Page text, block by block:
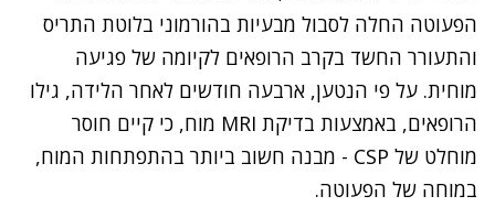
הפעוטה החלה לסבול מבעיות בהורמוני בלוטת התריס
והתעורר החשד בקרב הרופאים לקיומה של פגיעה
מוחית. על פי הנטען, ארבעה חודשים לאחר הלידה, גילו
הרופאים, באמצעות בדיקת MRI מוח, כי קיים חוסר
מוחלט של CSP
- מבנה חשוב ביותר בהתפתחות המוח,
במוחה של הפעוטה.